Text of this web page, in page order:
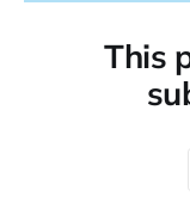
This